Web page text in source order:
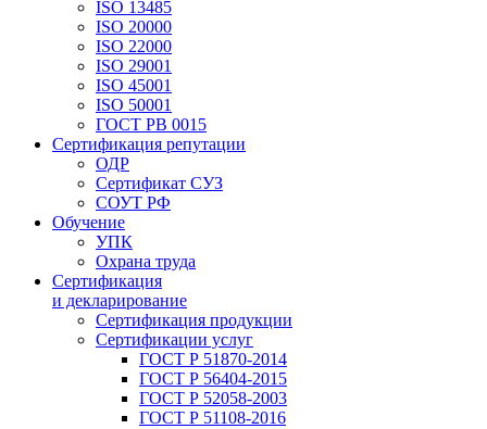
ISO 13485
ISO 20000
ISO 22000
ISO 29001
ISO 45001
ISO 50001
ГОСТ РВ 0015
Сертификация репутации
ОДР
Сертификат СУЗ
СОУТ РФ
Обучение
УПК
Охрана труда
Сертификация
и декларирование
Сертификация продукции
Сертификации услуг
ГОСТ Р 51870-2014
ГОСТ Р 56404-2015
ГОСТ Р 52058-2003
ГОСТ Р 51108-2016